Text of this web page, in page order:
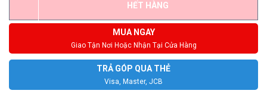
HẾT HÀNG
MUA NGAY
Giao Tận Nơi Hoặc Nhận Tại Cửa Hàng
TRẢ GÓP QUA THẺ
Visa, Master, JCB